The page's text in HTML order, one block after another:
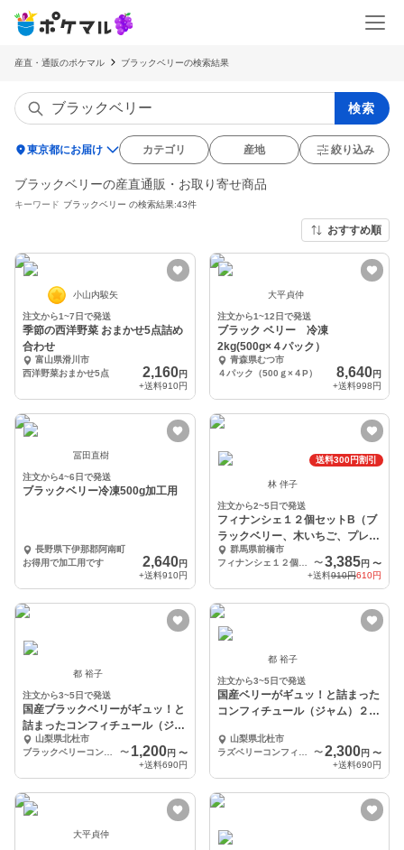
産直・通販のポケマル ブラックベリーの検索結果
検索
location_on東京都にお届け カテゴリ 産地 絞り込み
ブラックベリーの産直通販・お取り寄せ商品
キーワード ブラックベリー の検索結果:43件
おすすめ順
小山内駿矢
注文から1~7日で発送
季節の西洋野菜 おまかせ5点詰め
合わせ
富山県滑川市
西洋野菜おまかせ5点
2,160円
+送料910円
大平貞仲
注文から1~12日で発送
ブラック ベリー 冷凍
2kg(500g×４パック）
青森県むつ市
４パック（500ｇ×４P）
8,640円
+送料998円
冨田直樹
注文から4~6日で発送
ブラックベリー冷凍500g加工用
長野県下伊那郡阿南町
お得用で加工用です
2,640円
+送料910円
送料300円割引
林 伴子
注文から2~5日で発送
フィナンシェ１２個セットB（ブ
ラックベリー、木いちご、プレー
ンの３種各4個）
群馬県前橋市
〜3,385円 〜
+送料910円610円
都 裕子
注文から3~5日で発送
国産ブラックベリーがギュッ！と
詰まったコンフィチュール（ジャ
ム）【110ｇ】
山梨県北杜市
〜 1,200円 〜
+送料690円
都 裕子
注文から3~5日で発送
国産ベリーがギュッ！と詰まった
コンフィチュール（ジャム）２種
山梨県北杜市
〜2,300円 〜
+送料690円
大平貞仲